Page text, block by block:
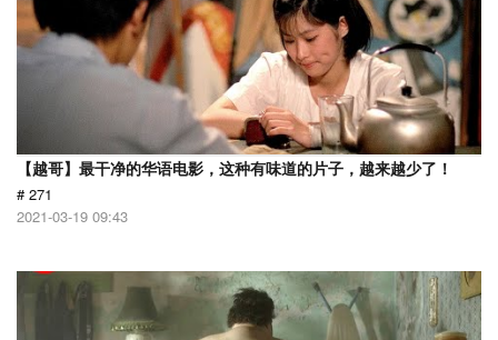
【越哥】最干净的华语电影，这种有味道的片子，越来越少了！
# 271
2021-03-19 09:43